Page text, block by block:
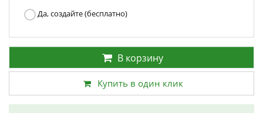
Да, создайте (бесплатно)
В корзину
Купить в один клик